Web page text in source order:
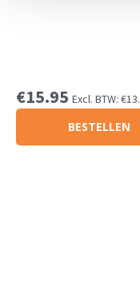
€15.95 Excl. BTW: €
BESTELLEN